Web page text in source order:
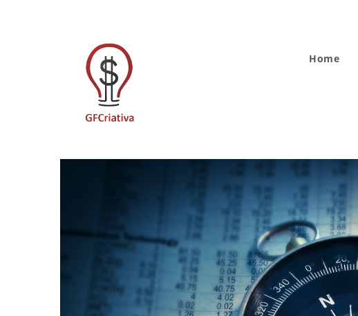
Home